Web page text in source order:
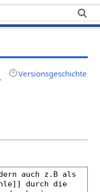
Versionsgeschichte